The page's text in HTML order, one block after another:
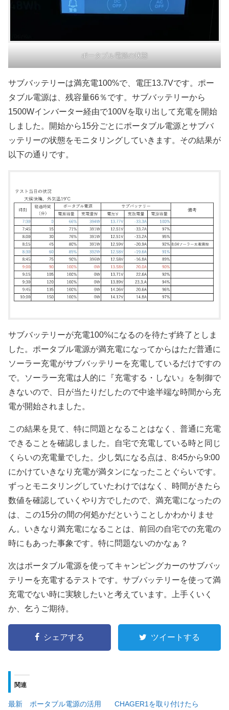
ポータブル電源の状態
サブバッテリーは満充電100%で、電圧13.7Vです。ポー
タブル電源は、残容量66％です。サブバッテリーから
1500Wインバーター経由で100Vを取り出して充電を開始
しました。開始から15分ごとにポータブル電源とサブバ
ッテリーの状態をモニタリングしていきます。その結果が
以下の通りです。
サブバッテリーが充電100%になるのを待たず終了としま
した。ポータブル電源が満充電になってからはただ普通に
ソーラー充電がサブバッテリーを充電しているだけですの
で。ソーラー充電は人的に『充電する・しない』を制御で
きないので、日が当たりだしたので中途半端な時間から充
電が開始されました。
この結果を見て、特に問題となることはなく、普通に充電
できることを確認しました。自宅で充電している時と同じ
くらいの充電量でした。少し気になる点は、8:45から9:00
にかけていきなり充電が満タンになったことぐらいです。
ずっとモニタリングしていたわけではなく、時間がきたら
数値を確認していくやり方でしたので、満充電になったの
は、この15分の間の何処かだということしかわかりませ
ん。いきなり満充電になることは、前回の自宅での充電の
時にもあった事象です。特に問題ないのかなぁ？
次はポータブル電源を使ってキャンピングカーのサブバッ
テリーを充電するテストです。サブバッテリーを使って満
充電でない時に実験したいと考えています。上手くいく
か、乞うご期待。
シェアする ツイートする
関連
最新 ポータブル電源の活用 CHAGER1を取り付けたら